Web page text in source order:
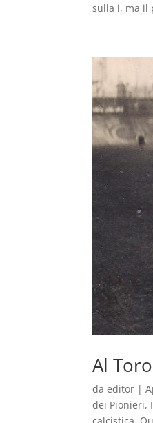
sulla i, ma il
Al
daeditor |
dei Pionieri,
calcistica